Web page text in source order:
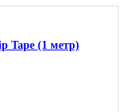
Tape (1 метр)